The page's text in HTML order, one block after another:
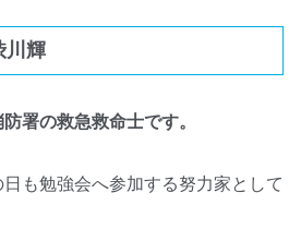
川輝
署の救急救命士です。
も勉強会へ参加する努力家として